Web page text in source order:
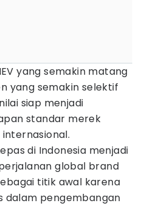
yang semakin matang
yang semakin selektif
siap menjadi
standar merek
di Indonesia menjadi
global brand
titik awal karena
dalam pengembangan